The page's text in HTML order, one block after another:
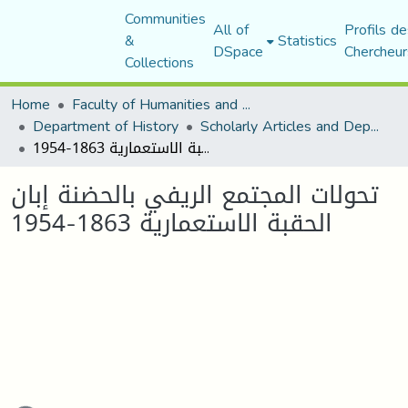
Communities
&
Collections
All of
DSpace Statistics Profils
Home
Faculty of Humanities and Social Sciences
Department of History Scholarly Articles and Department Publications
تحولات المجتمع الريفي بالحضنة إبان الحقبة الاستعمارية 1863-1954
تحولات المجتمع الريفي بالحضنة إبان
الحقبة الاستعمارية 1863-1954